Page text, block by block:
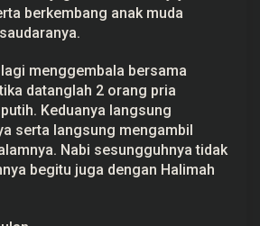
berkembang anak muda
menggembala bersama
datanglah 2 orang pria
Keduanya langsung
serta langsung mengambil
Nabi sesungguhnya tidak
begitu juga dengan Halimah